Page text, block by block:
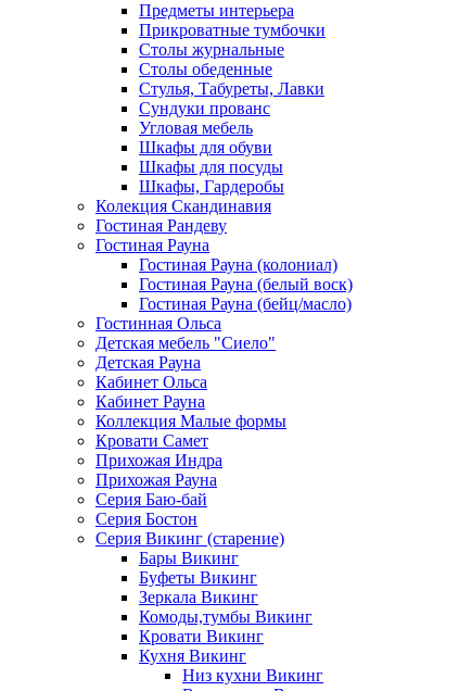
Предметы интерьера
Прикроватные тумбочки
Столы журнальные
Столы обеденные
Стулья, Табуреты, Лавки
Сундуки прованс
Угловая мебель
Шкафы для обуви
Шкафы для посуды
Шкафы, Гардеробы
Колекция Скандинавия
Гостиная Рандеву
Гостиная Рауна
Гостиная Рауна (колониал)
Гостиная Рауна (белый воск)
Гостиная Рауна (бейц/масло)
Гостинная Ольса
Детская мебель "Сиело"
Детская Рауна
Кабинет Ольса
Кабинет Рауна
Коллекция Малые формы
Кровати Самет
Прихожая Индра
Прихожая Рауна
Серия Баю-бай
Серия Бостон
Серия Викинг (старение)
Бары Викинг
Буфеты Викинг
Зеркала Викинг
Комоды,тумбы Викинг
Кровати Викинг
Кухня Викинг
Низ кухни Викинг